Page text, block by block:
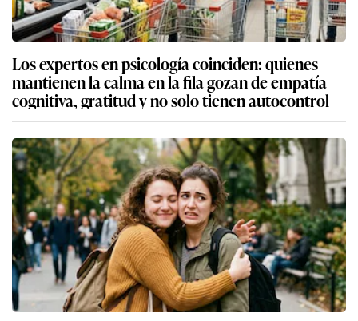
Los expertos en psicología coinciden: quienes
mantienen la calma en la fila gozan de empatía
cognitiva, gratitud y no solo tienen autocontrol